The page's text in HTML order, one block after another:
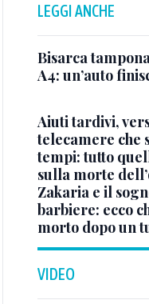
LEGGI ANCHE
Bisarca
A4: un’auto
Aiuti tardivi,
telecamere che
tempi: tutto
sulla morte
Zakaria e il
barbiere: ecco
morto dopo un
VIDEO